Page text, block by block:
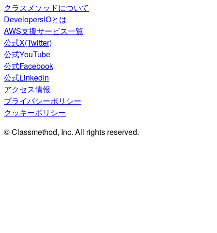
クラスメソッドについて
DevelopersIOとは
AWS支援サービス一覧
公式X(Twitter)
公式YouTube
公式Facebook
公式LinkedIn
アクセス情報
プライバシーポリシー
クッキーポリシー
© Classmethod, Inc. All rights reserved.